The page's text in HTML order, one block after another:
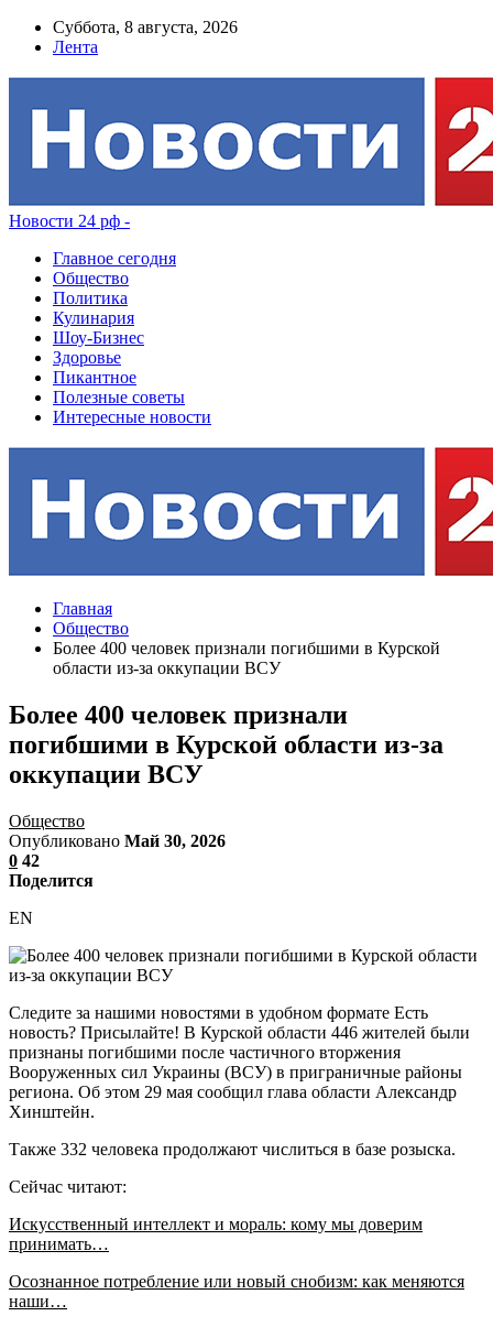
Суббота, 8 августа, 2026
Лента
Новости 24 рф -
Главное сегодня
Общество
Политика
Кулинария
Шоу-Бизнес
Здоровье
Пикантное
Полезные советы
Интересные новости
Главная
Общество
Более 400 человек признали погибшими в Курской
области из-за оккупации ВСУ
Более 400 человек признали
погибшими в Курской области из-за
оккупации ВСУ
Общество
Опубликовано Май 30, 2026
0 42
Поделится
EN
Следите за нашими новостями в удобном формате Есть
новость? Присылайте! В Курской области 446 жителей были
признаны погибшими после частичного вторжения
Вооруженных сил Украины (ВСУ) в приграничные районы
региона. Об этом 29 мая сообщил глава области Александр
Хинштейн.
Также 332 человека продолжают числиться в базе розыска.
Сейчас читают:
Искусственный интеллект и мораль: кому мы доверим
принимать…
Осознанное потребление или новый снобизм: как меняются
наши…